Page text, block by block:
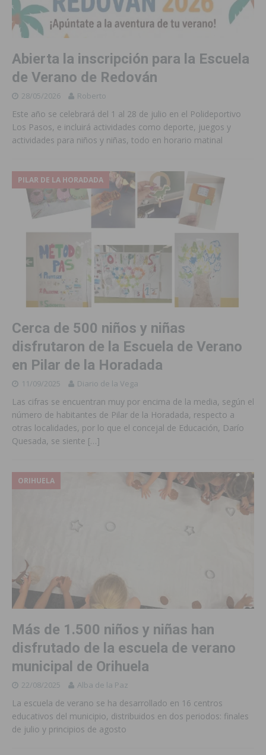
Abierta la inscripción para la Escuela
de Verano de Redován
28/05/2026 Roberto
Este año se celebrará del 1 al 28 de julio en el Polideportivo
Los Pasos, e incluirá actividades como deporte, juegos y
actividades para niños y niñas, todo en horario matinal
PILAR DE LA HORADADA
Cerca de 500 niños y niñas
disfrutaron de la Escuela de Verano
en Pilar de la Horadada
11/09/2025 Diario de la Vega
Las cifras se encuentran muy por encima de la media, según el
número de habitantes de Pilar de la Horadada, respecto a
otras localidades, por lo que el concejal de Educación, Darío
Quesada, se siente […]
ORIHUELA
Más de 1.500 niños y niñas han
disfrutado de la escuela de verano
municipal de Orihuela
22/08/2025 Alba de la Paz
La escuela de verano se ha desarrollado en 16 centros
educativos del municipio, distribuidos en dos periodos: finales
de julio y principios de agosto